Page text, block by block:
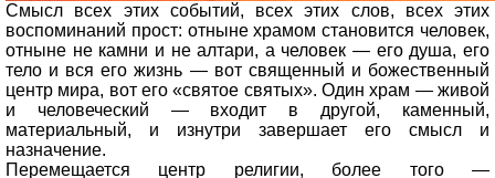
Смысл всех этих событий, всех этих слов, всех этих
воспоминаний прост: отныне храмом становится человек,
отныне не камни и не алтари, а человек — его душа, его
тело и вся его жизнь — вот священный и божественный
центр мира, вот его «святое святых». Один храм — живой
и человеческий — входит в другой, каменный,
материальный, и изнутри завершает его смысл и
назначение.
Перемещается центр религии, более того —